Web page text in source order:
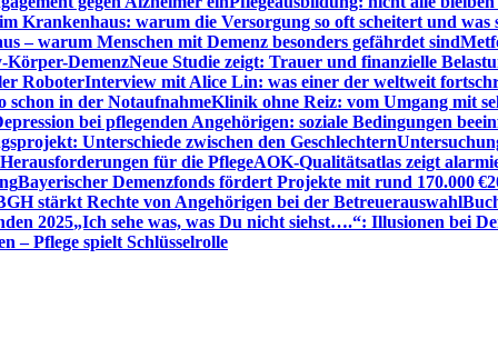
Krankenhaus: warum die Versorgung so oft scheitert und was
– warum Menschen mit Demenz besonders gefährdet sind
Körper-DemenzNeue Studie zeigt: Trauer und finanzielle
RoboterInterview mit Alice Lin: was einer der weltweit
schon in der NotaufnahmeKlinik ohne Reiz: vom Umgang mit
bei pflegenden Angehörigen: soziale Bedingungen
Unterschiede zwischen den Geschlechtern
für die PflegeAOK-Qualitätsatlas zeigt
Bayerischer Demenzfonds fördert Projekte mit rund 170.000 €
stärkt Rechte von Angehörigen bei der Betreuerauswahl
2025„Ich sehe was, was Du nicht siehst….“: Illusionen bei
– Pflege spielt Schlüsselrolle